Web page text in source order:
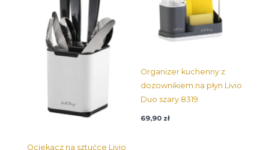
Ociekacz na sztućce Livio
Organizer kuchenny z
dozownikiem na płyn Livio
Duo szary 8319
69,90 zł